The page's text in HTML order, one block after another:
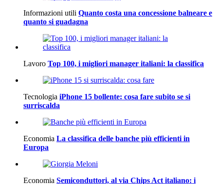
Informazioni utili Quanto costa una concessione balneare e
quanto si guadagna
Lavoro Top 100, i migliori manager italiani: la classifica
Tecnologia iPhone 15 bollente: cosa fare subito se si
surriscalda
Economia La classifica delle banche più efficienti in
Europa
Economia Semiconduttori, al via Chips Act italiano: i